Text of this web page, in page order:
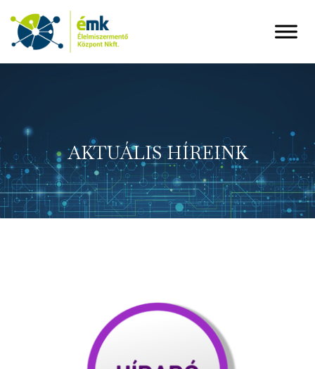
AKTUÁLIS HÍREINK